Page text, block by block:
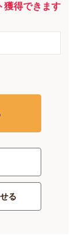
獲得できます
る